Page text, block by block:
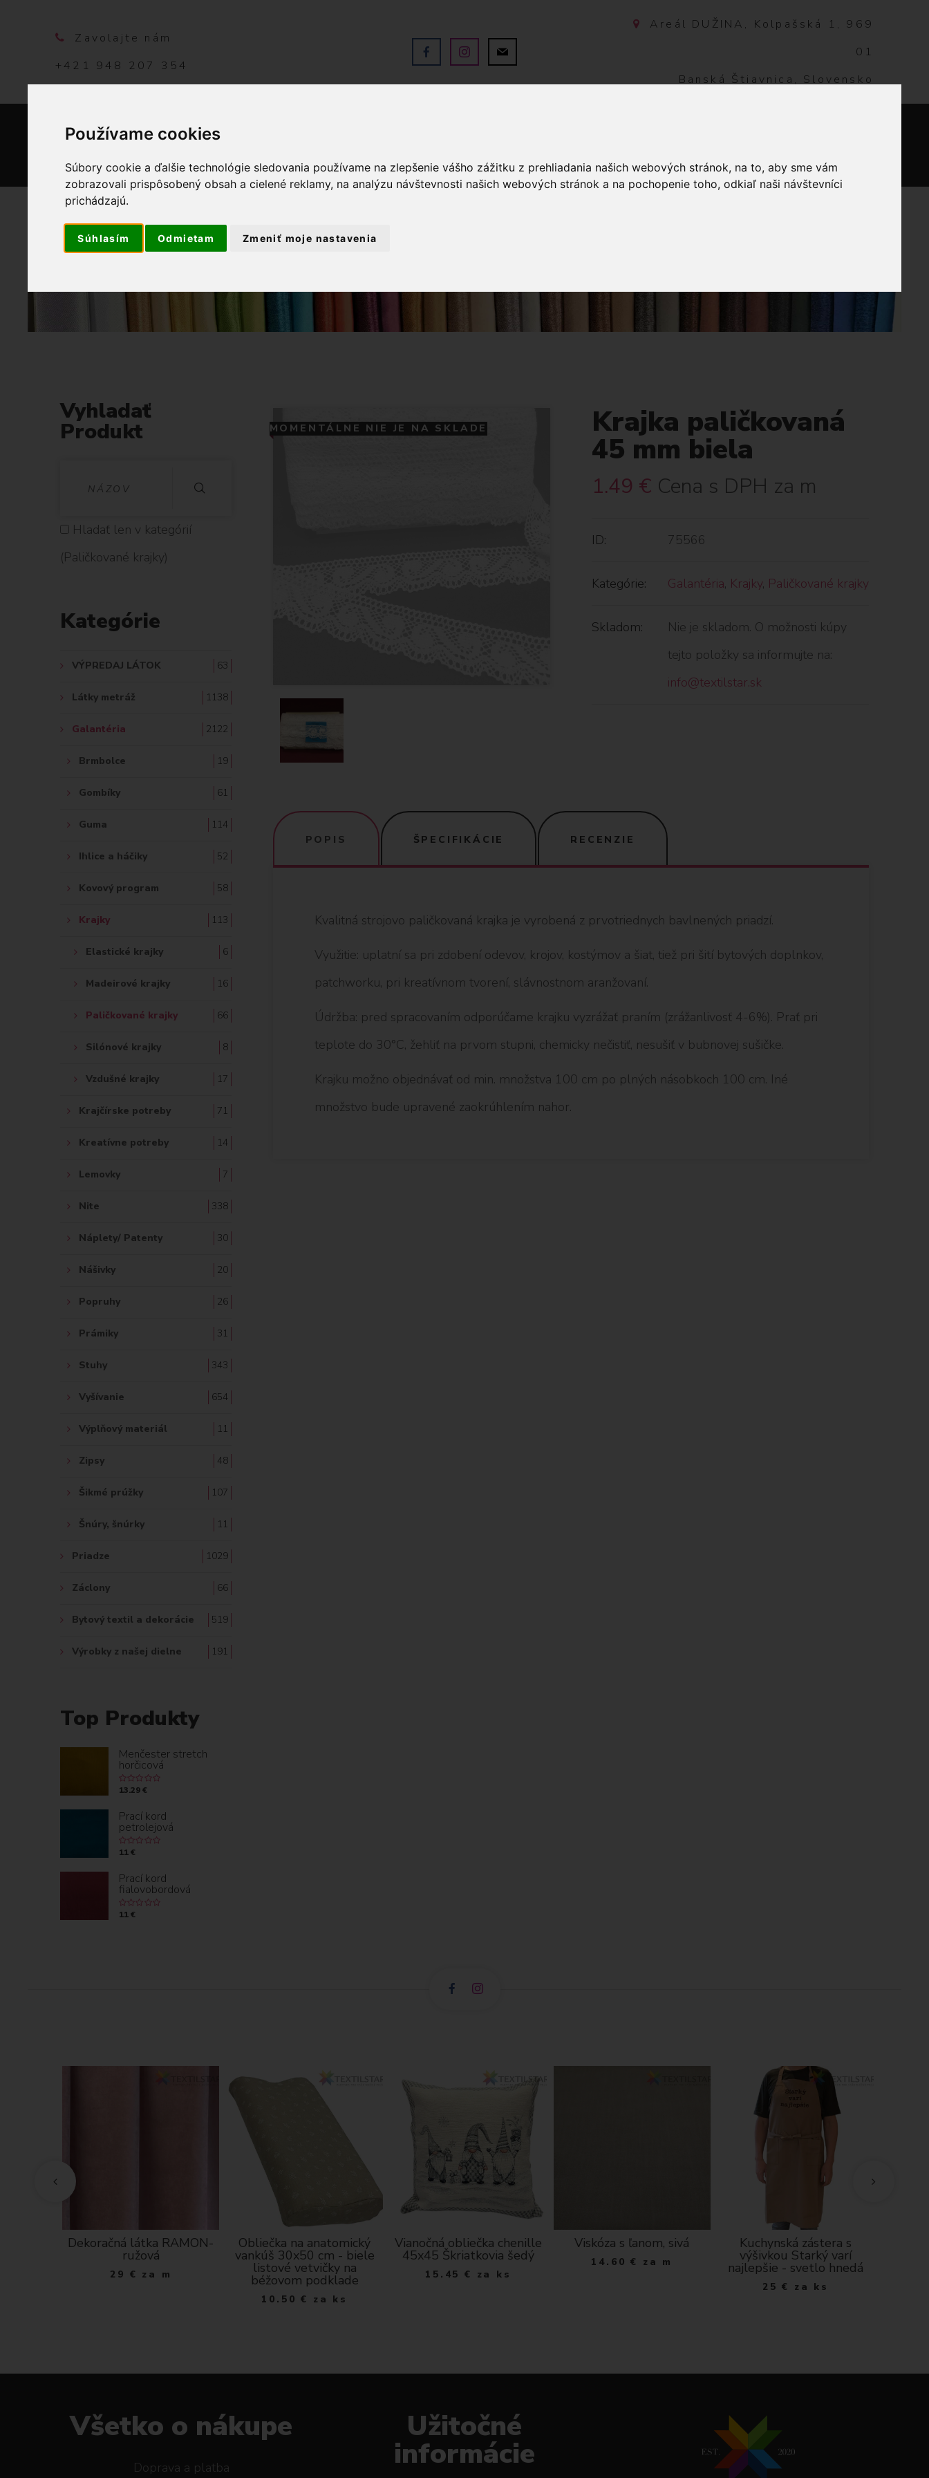
Používame cookies
Súbory cookie a ďalšie technológie sledovania používame na zlepšenie vášho zážitku z prehliadania našich webových stránok, na to, aby sme vám
zobrazovali prispôsobený obsah a cielené reklamy, na analýzu návštevnosti našich webových stránok a na pochopenie toho, odkiaľ naši návštevníci
prichádzajú.
Súhlasím Odmietam Zmeniť moje nastavenia
Zavolajte nám
+421 948 207 354
Areál DUŽINA, Kolpašská 1, 969
01
Banská Štiavnica, Slovensko
MOMENTÁLNE NIE JE NA SKLADE Krajka paličkovaná
45 mm biela
1.49 € Cena s DPH za m
ID: 75566
Kategórie: Galantéria, Krajky, Paličkované krajky
Skladom:
Nie je skladom. O možnosti kúpy
tejto položky sa informujte na:
info@textilstar.sk
POPIS ŠPECIFIKÁCIE RECENZIE
Kvalitná strojovo paličkovaná krajka je vyrobená z prvotriednych bavlnených priadzí.
Využitie: uplatní sa pri zdobení odevov, krojov, kostýmov a šiat, tiež pri šití bytových doplnkov,
patchworku, pri kreatívnom tvorení, slávnostnom aranžovaní.
Údržba: pred spracovaním odporúčame krajku vyzrážať praním (zrážanlivosť 4-6%). Prať pri
teplote do 30°C, žehliť na prvom stupni, chemicky nečistiť, nesušiť v bubnovej sušičke.
Krajku možno objednávať od min. množstva 100 cm po plných násobkoch 100 cm. Iné
množstvo bude upravené zaokrúhlením nahor.
Vyhladať
Produkt
H
L
D
Ť
:
Hladať len v kategórií
(Paličkované krajky)
Kategórie
VÝPREDAJ LÁTOK 63
Látky metráž 1138
Galantéria 2122
Brmbolce 19
Gombíky 61
Guma 114
Ihlice a háčiky 52
Kovový program 58
Krajky 113
Elastické krajky 6
Madeirové krajky 16
Paličkované krajky 66
Silónové krajky 8
Vzdušné krajky 17
Krajčírske potreby 71
Kreatívne potreby 14
Lemovky 7
Nite 338
Náplety/ Patenty 30
Nášivky 20
Popruhy 26
Prámiky 31
Stuhy 343
Vyšívanie 654
Výplňový materiál 11
Zipsy 48
Šikmé prúžky 107
Šnúry, šnúrky 11
Priadze 1029
Záclony 66
Bytový textil a dekorácie 519
Výrobky z našej dielne 191
Top Produkty
Menčester stretch
horčicová
13.29 €
Prací kord
petrolejová
11 €
Prací kord
fialovobordová
11 €
Dekoračná látka RAMON-
ružová
29 € za m
Obliečka na anatomický
vankúš 30x50 cm - biele
listové vetvičky na
béžovom podklade
10.50 € za ks
Vianočná obliečka chenille
45x45 Škriatkovia šedý
15.45 € za ks
Viskóza s ľanom, sivá
14.60 € za m
Kuchynská zástera s
výšivkou Starký varí
najlepšie - svetlo hnedá
25 € za ks
Všetko o nákupe
Doprava a platba
Užitočné
informácie